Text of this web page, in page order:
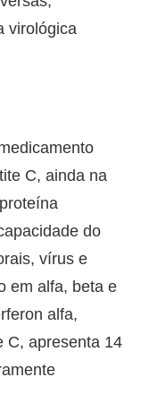
virológica
C, ainda na
do
vírus e
em alfa, beta e
alfa,
C, apresenta 14